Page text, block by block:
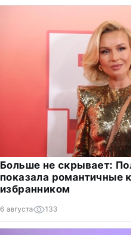
Больше не скрывает:
показала романтичные
избранником
6 августа 133